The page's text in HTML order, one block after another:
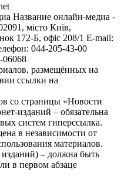
Название онлайн-медиа -
місто Київ,
172-Б, офіс 208/1 E-mail:
044-205-43-00
06068
размещённых на
ссылки на
со страницы «Новости
изданий – обязательна
систем гиперссылка.
в независимости от
материалов.
– должна быть
в первом абзаце